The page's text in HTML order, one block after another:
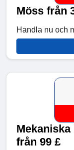
Möss från
Handla nu och
från 99 £